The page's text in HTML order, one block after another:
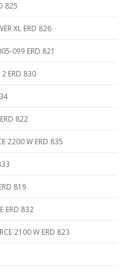
825
XL ERD 826
099 ERD 821
ERD 830
822
2200 W ERD 835
819
ERD 832
2100 W ERD 823